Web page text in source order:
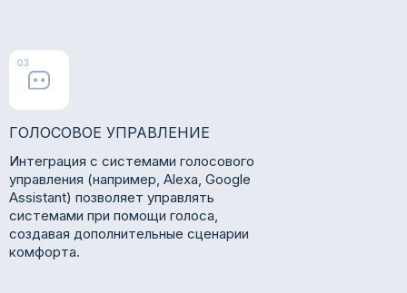
Интеграция с системами голосового
управления (например, Alexa, Google
Assistant) позволяет управлять
системами при помощи голоса,
создавая дополнительные сценарии
комфорта.
ГОЛОСОВОЕ УПРАВЛЕНИЕ